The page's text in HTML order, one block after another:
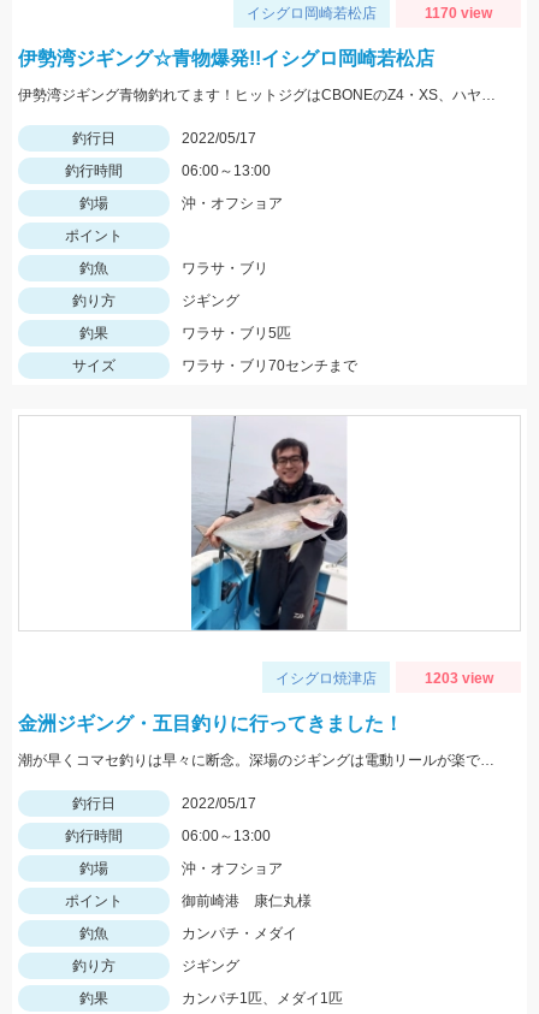
イシグロ岡崎若松店 1170 view
伊勢湾ジギング☆青物爆発!!イシグロ岡崎若松店
伊勢湾ジギング青物釣れてます！ヒットジグはCBONEのZ4・XS、ハヤブサのスイッチなどなど！
釣行日
2022/05/17
釣行時間
06:00～13:00
釣場
沖・オフショア
ポイント
釣魚
ワラサ・ブリ
釣り方
ジギング
釣果
ワラサ・ブリ5匹
サイズ
ワラサ・ブリ70センチまで
イシグロ焼津店 1203 view
金洲ジギング・五目釣りに行ってきました！
潮が早くコマセ釣りは早々に断念。深場のジギングは電動リールが楽でした。
釣行日
2022/05/17
釣行時間
06:00～13:00
釣場
沖・オフショア
ポイント
御前崎港 康仁丸様
釣魚
カンパチ・メダイ
釣り方
ジギング
釣果
カンパチ1匹、メダイ1匹